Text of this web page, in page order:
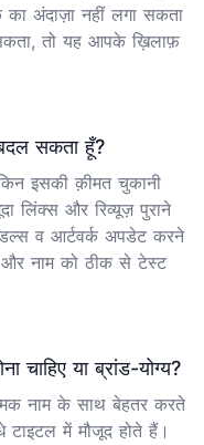
अंदाज़ा नहीं लगा सकता
तो यह आपके ख़िलाफ़
सकता हूँ?
इसकी क़ीमत चुकानी
लिंक्स और रिव्यूज़ पुराने
व आर्टवर्क अपडेट करने
नाम को ठीक से टेस्ट
चाहिए या ब्रांड-योग्य?
नाम के साथ बेहतर करते
टाइटल में मौजूद होते हैं।